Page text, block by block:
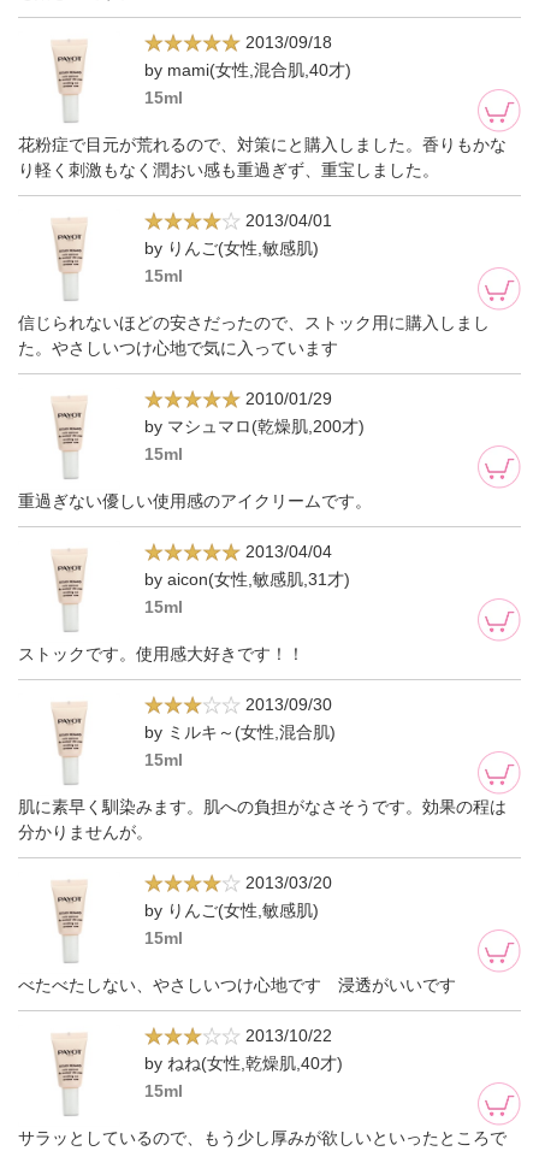
2013/09/18
by mami(女性,混合肌,40才)
15ml
花粉症で目元が荒れるので、対策にと購入しました。香りもかな
り軽く刺激もなく潤おい感も重過ぎず、重宝しました。
2013/04/01
by りんご(女性,敏感肌)
15ml
信じられないほどの安さだったので、ストック用に購入しまし
た。やさしいつけ心地で気に入っています
2010/01/29
by マシュマロ(乾燥肌,200才)
15ml
重過ぎない優しい使用感のアイクリームです。
2013/04/04
by aicon(女性,敏感肌,31才)
15ml
ストックです。使用感大好きです！！
2013/09/30
by ミルキ～(女性,混合肌)
15ml
肌に素早く馴染みます。肌への負担がなさそうです。効果の程は
分かりませんが。
2013/03/20
by りんご(女性,敏感肌)
15ml
べたべたしない、やさしいつけ心地です 浸透がいいです
2013/10/22
by ねね(女性,乾燥肌,40才)
15ml
サラッとしているので、もう少し厚みが欲しいといったところで